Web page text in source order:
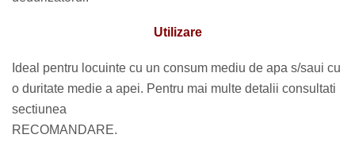
Utilizare
Ideal pentru locuinte cu un consum mediu de apa s/saui cu
o duritate medie a apei. Pentru mai multe detalii consultati
sectiunea
RECOMANDARE.